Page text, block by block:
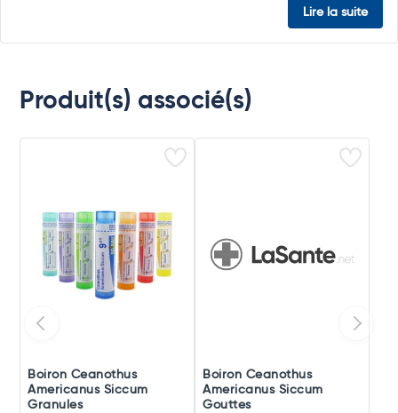
Lire la suite
Produit(s) associé(s)
Boiron Ceanothus
Americanus Siccum
Granules
Boiron Ceanothus
Americanus Siccum
Gouttes